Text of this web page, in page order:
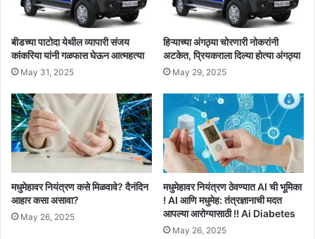
बीडच्या पाटोदा येथील व्यापारी संजय
कांकरिया यांनी गळफास घेऊन आत्महत्या
May 31, 2025
हिऱ्याच्या अंगठ्या चोरणारी नोकरांनी
अटकेत, प्रियकराला दिल्या होत्या अंगठ्या
May 29, 2025
मधुमेहावर नियंत्रण कसे मिळवावे? दैनंदिन
आहार कसा असावा?
May 26, 2025
मधुमेहावर नियंत्रण ठेवण्यात AI ची भूमिका
! AI आणि मधुमेह: तंत्रज्ञानाची मदत
आपल्या आरोग्यासाठी !! Ai Diabetes
May 26, 2025